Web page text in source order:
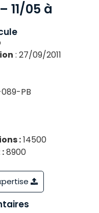
11/05 à
: 27/09/2011
PB
:14500
8900